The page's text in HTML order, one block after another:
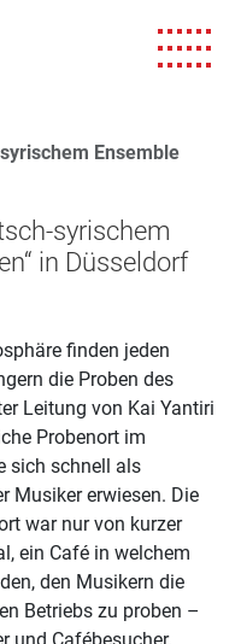
Ensemble
syrischem
in Düsseldorf
finden jeden
die Proben des
Leitung von Kai Yantiri
Probenort im
sich schnell als
Musiker erwiesen. Die
war nur von kurzer
ein Café in welchem
den Musikern die
Betriebs zu proben –